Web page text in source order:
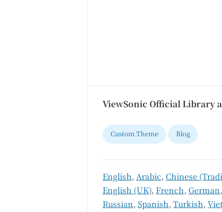
ViewSonic Official Library
Custom Theme Blog
English, Arabic, Chinese
English (UK), French, German,
Russian, Spanish, Turkish,